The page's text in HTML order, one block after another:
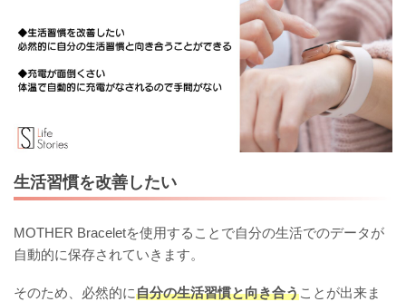
生活習慣を改善したい
MOTHER Braceletを使用することで自分の生活でのデータが
自動的に保存されていきます。
そのため、必然的に自分の生活習慣と向き合うことが出来ま